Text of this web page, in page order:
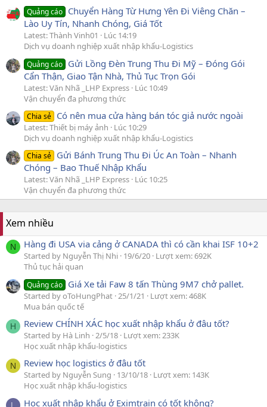
Quảng cáo Chuyển Hàng Từ Hưng Yên Đi Viêng Chăn –
Lào Uy Tín, Nhanh Chóng, Giá Tốt
Latest: Thành Vinh01
Lúc 14:19
Dịch vụ doanh nghiệp xuất nhập khẩu-Logistics
Quảng cáo Gửi Lồng Đèn Trung Thu Đi Mỹ – Đóng Gói
Cẩn Thận, Giao Tận Nhà, Thủ Tục Trọn Gói
Latest: Văn Nhã _LHP Express Lúc 10:49
Vận chuyển đa phương thức
Chia sẻ Có nên mua cửa hàng bán tóc giả nước ngoài
Latest: Thiết bị máy ảnh
Lúc 10:29
Dịch vụ doanh nghiệp xuất nhập khẩu-Logistics
Chia sẻ Gửi Bánh Trung Thu Đi Úc An Toàn – Nhanh
Chóng – Bao Thuế Nhập Khẩu
Latest: Văn Nhã _LHP Express Lúc 10:25
Vận chuyển đa phương thức
Xem nhiều
N Hàng đi USA via cảng ở CANADA thì có cần khai ISF 10+2
Started by Nguyễn Thị Nhi 19/6/20 Lượt xem: 692K
Thủ tục hải quan
Quảng cáo Giá Xe tải Faw 8 tấn Thùng 9M7 chở pallet.
Started by oToHungPhat 25/1/21
Lượt xem: 468K
Mua bán quốc tế
H Review CHÍNH XÁC học xuất nhập khẩu ở đâu tốt?
Started by Hà Linh 2/5/18 Lượt xem: 233K
Học xuất nhập khẩu-logistics
N Review học logistics ở đâu tốt
Started by Nguyễn Sung 13/10/18 Lượt xem: 143K
Học xuất nhập khẩu-logistics
Học xuất nhập khẩu ở Eximtrain có tốt không?